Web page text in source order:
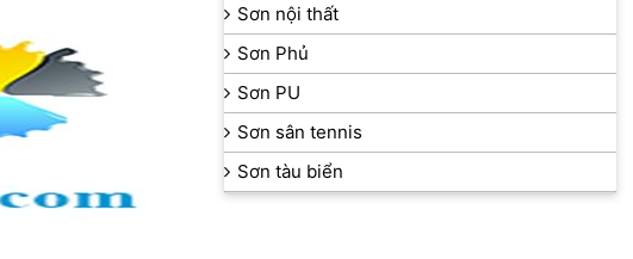
Sơn nội thất
Sơn Phủ
Sơn PU
Sơn sân tennis
Sơn tàu biển